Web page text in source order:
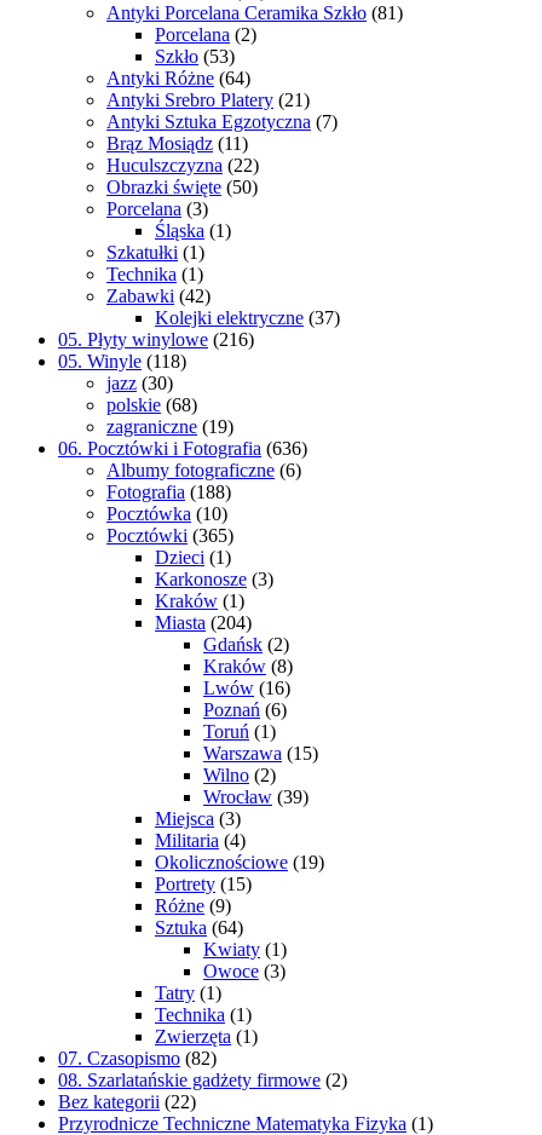
Antyki Porcelana Ceramika Szkło (81)
Porcelana (2)
Szkło (53)
Antyki Różne (64)
Antyki Srebro Platery (21)
Antyki Sztuka Egzotyczna (7)
Brąz Mosiądz (11)
Huculszczyzna (22)
Obrazki święte (50)
Porcelana (3)
Śląska (1)
Szkatułki (1)
Technika (1)
Zabawki (42)
Kolejki elektryczne (37)
05. Płyty winylowe (216)
05. Winyle (118)
jazz (30)
polskie (68)
zagraniczne (19)
06. Pocztówki i Fotografia (636)
Albumy fotograficzne (6)
Fotografia (188)
Pocztówka (10)
Pocztówki (365)
Dzieci (1)
Karkonosze (3)
Kraków (1)
Miasta (204)
Gdańsk (2)
Kraków (8)
Lwów (16)
Poznań (6)
Toruń (1)
Warszawa (15)
Wilno (2)
Wrocław (39)
Miejsca (3)
Militaria (4)
Okolicznościowe (19)
Portrety (15)
Różne (9)
Sztuka (64)
Kwiaty (1)
Owoce (3)
Tatry (1)
Technika (1)
Zwierzęta (1)
07. Czasopismo (82)
08. Szarlatańskie gadżety firmowe (2)
Bez kategorii (22)
Przyrodnicze Techniczne Matematyka Fizyka (1)